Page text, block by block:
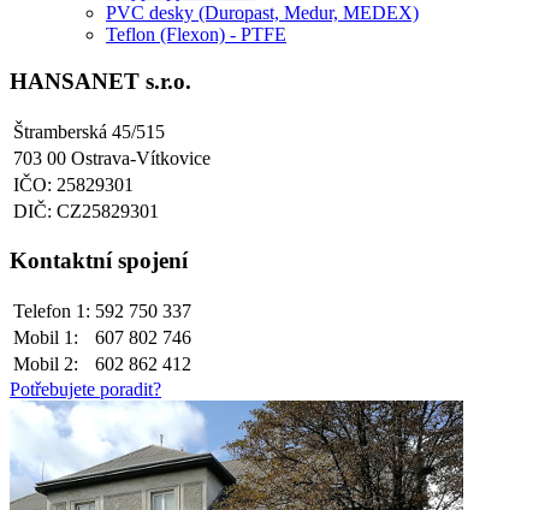
PVC desky (Duropast, Medur, MEDEX)
Teflon (Flexon) - PTFE
HANSANET s.r.o.
Štramberská 45/515
703 00 Ostrava-Vítkovice
IČO: 25829301
DIČ: CZ25829301
Kontaktní spojení
Telefon 1: 592 750 337
Mobil 1:
607 802 746
Mobil 2:
602 862 412
Potřebujete poradit?